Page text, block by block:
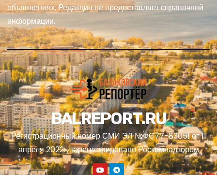
объявлениях. Редакция не предоставляет справочной
информации.
BALREPORT.RU
Регистрационный номер СМИ ЭЛ №ФС77-83051 от 11
апреля 2022г, зарегистрировано Роскомнадзором